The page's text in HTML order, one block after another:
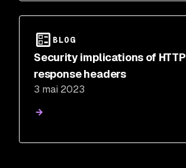
BLOG
Security implications of HTTP
response headers
3 mai 2023